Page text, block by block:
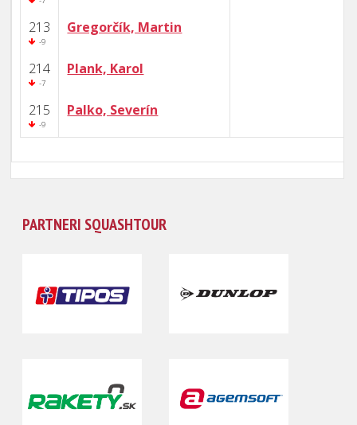
213
-9
Gregorčík, Martin
214
-7
Plank, Karol
215
-9
Palko, Severín
PARTNERI SQUASHTOUR